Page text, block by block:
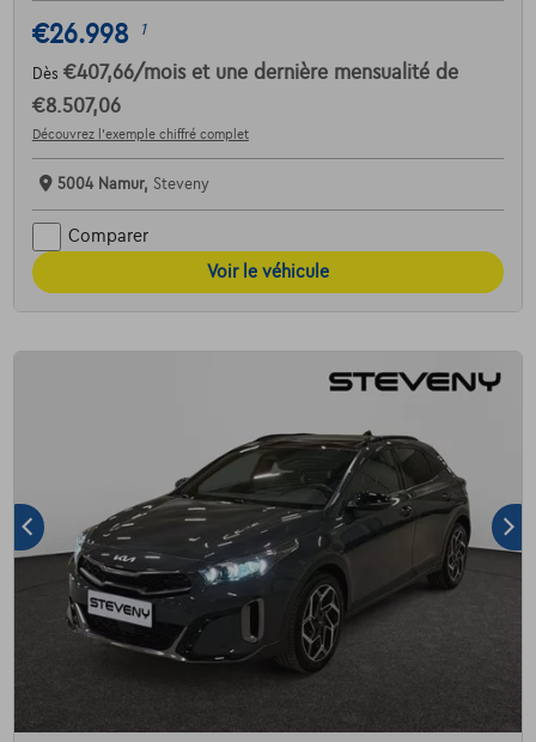
€26.998 1
Dès €407,66/mois et une dernière mensualité de
€8.507,06
Découvrez l’exemple chiffré complet
5004 Namur, Steveny
Comparer
Voir le véhicule